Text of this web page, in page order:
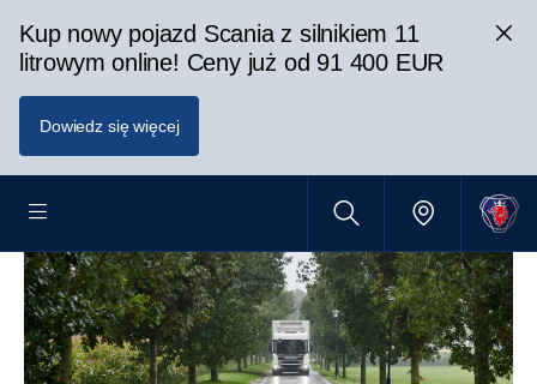
Kup nowy pojazd Scania z silnikiem 11
litrowym online! Ceny już od 91 400 EUR
Dowiedz się więcej